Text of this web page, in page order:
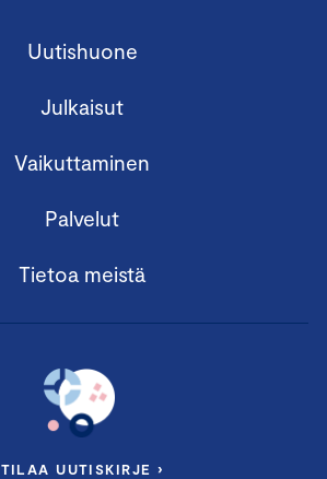
Uutishuone
Julkaisut
Vaikuttaminen
Palvelut
Tietoa meistä
TILAA UUTISKIRJE ›